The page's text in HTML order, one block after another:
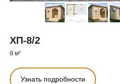
ХП-8/2
8 м²
Узнать подробности